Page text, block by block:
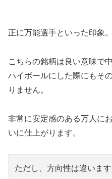
正に万能選手といった印象。
こちらの銘柄は良い意味で
ハイボールにした際にもそ
りません。
非常に安定感のある万人に
いに仕上がります。
ただし、方向性は違いま